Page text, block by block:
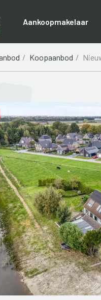
Aankoopmakelaar
Koopaanbod